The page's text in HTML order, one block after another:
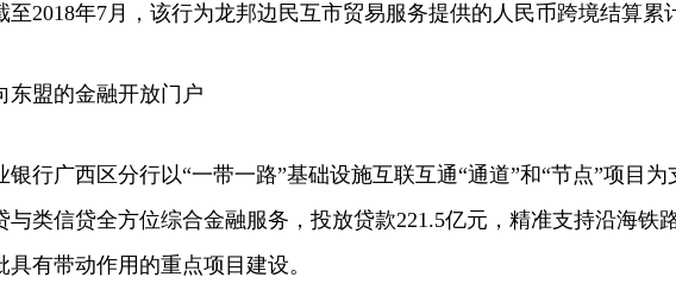
至2018年7月，该行为龙邦边民互市贸易服务提供的人民币跨境结算累
盟的金融开放门户
广西区分行以“一带一路”基础设施互联互通“通道”和“节点”项目为
与类信贷全方位综合金融服务，投放贷款221.5亿元，精准支持沿海铁
具有带动作用的重点项目建设。